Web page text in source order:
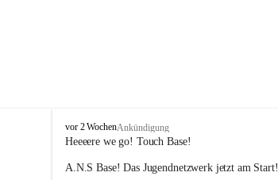
J
u
e
vor 2 WochenAnkündigung
Heeeere we go! Touch Base!
A.N.S Base! Das Jugendnetzwerk jetzt am Start!